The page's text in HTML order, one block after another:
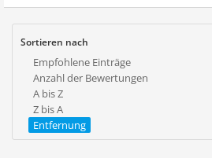
Sortieren nach
Empfohlene Einträge
Anzahl der Bewertungen
A bis Z
Z bis A
Entfernung